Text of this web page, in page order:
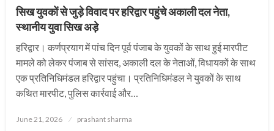
सिख युवकों से जुड़े विवाद पर हरिद्वार पहुंचे अकाली दल नेता,
स्थानीय युवा सिख अड़े
हरिद्वार। कर्णप्रयाग में पांच दिन पूर्व पंजाब के युवकों के साथ हुई मारपीट
मामले को लेकर पंजाब से सांसद, अकाली दल के नेताओं, विधायकों के साथ
एक प्रतिनिधिमंडल हरिद्वार पहुंचा। प्रतिनिधिमंडल ने युवकों के साथ
कथित मारपीट, पुलिस कार्रवाई और…
Posted
June 21, 2026 prashant sharma